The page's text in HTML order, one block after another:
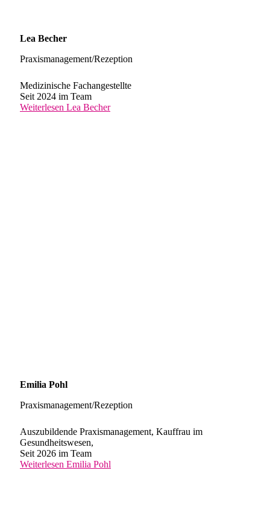
Lea Becher
Praxismanagement/Rezeption
Medizinische Fachangestellte
Seit 2024 im Team
Weiterlesen Lea Becher
Emilia Pohl
Praxismanagement/Rezeption
Auszubildende Praxismanagement, Kauffrau im
Gesundheitswesen,
Seit 2026 im Team
Weiterlesen Emilia Pohl